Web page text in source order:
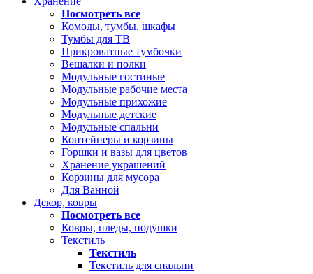
Посмотреть все
Комоды, тумбы, шкафы
Тумбы для ТВ
Прикроватные тумбочки
Вешалки и полки
Модульные гостиные
Модульные рабочие места
Модульные прихожие
Модульные детские
Модульные спальни
Контейнеры и корзины
Горшки и вазы для цветов
Хранение украшений
Корзины для мусора
Для Ванной
Декор, ковры
Посмотреть все
Ковры, пледы, подушки
Текстиль
Текстиль
Текстиль для спальни